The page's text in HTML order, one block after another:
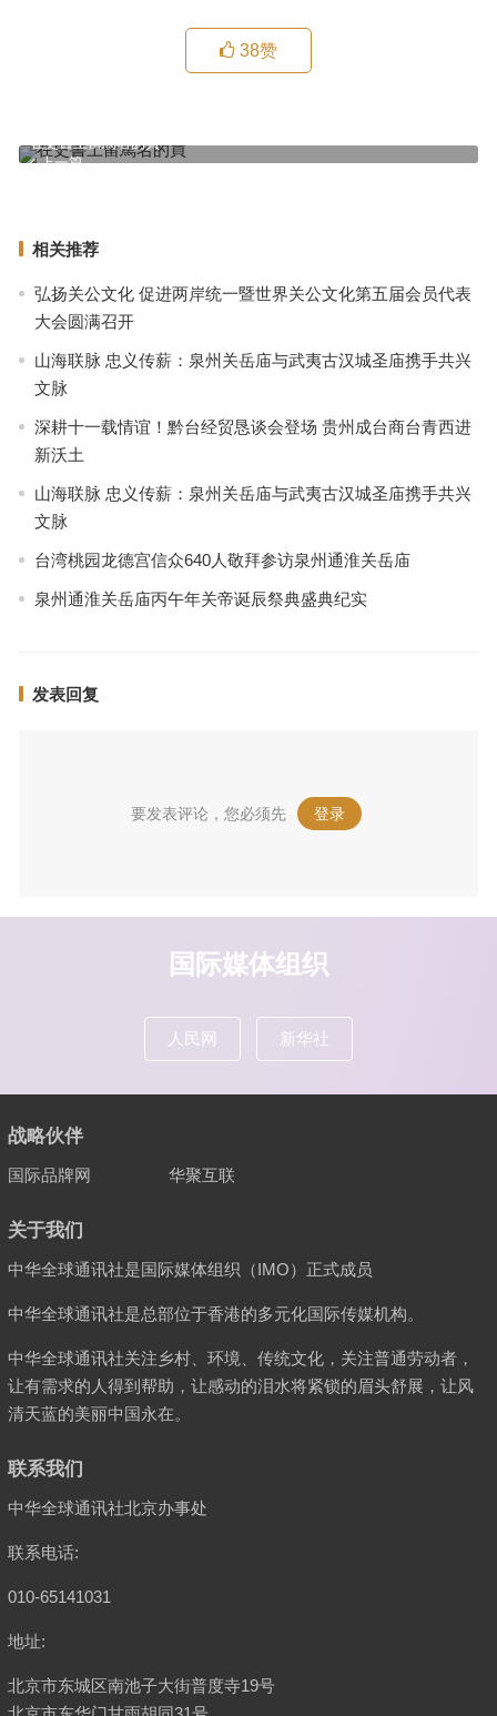
38赞
上一篇
在史書上留罵名的買
雷军30秒高燃yan
相关推荐
弘扬关公文化 促进两岸统一暨世界关公文化第五届会员代表
大会圆满召开
山海联脉 忠义传薪：泉州关岳庙与武夷古汉城圣庙携手共兴
文脉
深耕十一载情谊！黔台经贸恳谈会登场 贵州成台商台青西进
新沃土
山海联脉 忠义传薪：泉州关岳庙与武夷古汉城圣庙携手共兴
文脉
台湾桃园龙德宫信众640人敬拜参访泉州通淮关岳庙
泉州通淮关岳庙丙午年关帝诞辰祭典盛典纪实
发表回复
要发表评论，您必须先 登录 。
国际媒体组织
人民网 新华社
战略伙伴
国际品牌网 华聚互联
关于我们
中华全球通讯社是国际媒体组织（IMO）正式成员
中华全球通讯社是总部位于香港的多元化国际传媒机构。
中华全球通讯社关注乡村、环境、传统文化，关注普通劳动者，
让有需求的人得到帮助，让感动的泪水将紧锁的眉头舒展，让风
清天蓝的美丽中国永在。
联系我们
中华全球通讯社北京办事处
联系电话:
010-65141031
地址:
北京市东城区南池子大街普度寺19号